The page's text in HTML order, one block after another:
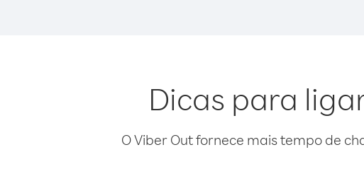
Dicas para
O Viber Out fornece mais tempo de